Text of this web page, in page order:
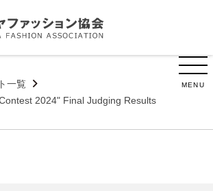
MENU
一覧
2024" Final Judging Results